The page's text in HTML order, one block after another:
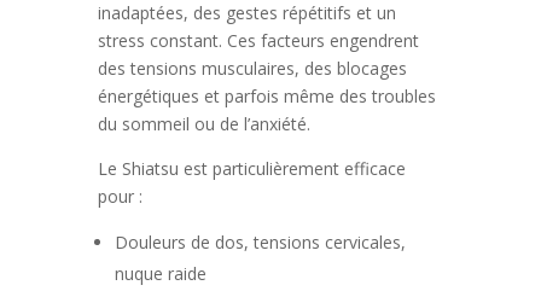
inadaptées, des gestes répétitifs et un
stress constant. Ces facteurs engendrent
des tensions musculaires, des blocages
énergétiques et parfois même des troubles
du sommeil ou de l’anxiété.
Le Shiatsu est particulièrement efficace
pour :
Douleurs de dos, tensions cervicales,
nuque raide